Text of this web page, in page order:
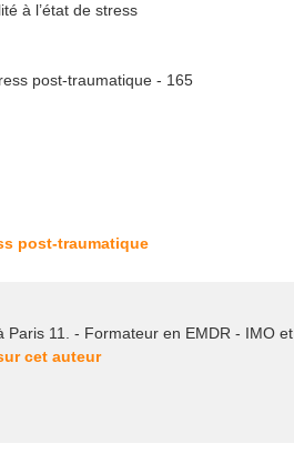
à l’état de stress
post-traumatique - 165
post-traumatique
11. - Formateur en EMDR - IMO et
cet auteur